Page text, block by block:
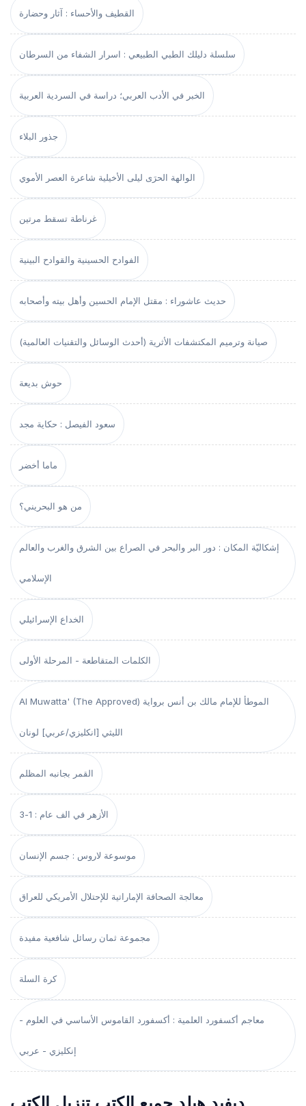
القطيف والأحساء : آثار وحضارة
سلسلة دليلك الطبي الطبيعي : اسرار الشفاء من السرطان
الخبر في الأدب العربي؛ دراسة في السردية العربية
جذور البلاء
الوالهة الحرَى ليلى الأخيلية شاعرة العصر الأموي
غرناطة تسقط مرتين
الفوادح الحسينية والقوادح البينية
حديث عاشوراء : مقتل الإمام الحسين وأهل بيته وأصحابه
صيانة وترميم المكتشفات الأثرية (أحدث الوسائل والتقنيات العالمية)
حوش بديعة
سعود الفيصل : حكاية مجد
ماما أخضر
من هو البحريني؟
إشكاليّة المكان : دور البر والبحر في الصراع بين الشرق والغرب والعالم
الإسلامي
الخداع الإسرائيلي
الكلمات المتقاطعة - المرحلة الأولى
Al Muwatta' (The Approved) الموطأ للإمام مالك بن أنس برواية
الليثي [انكليزي/عربي] لونان
القمر بجانبه المظلم
الأزهر في الف عام : 1-3
موسوعة لاروس : جسم الإنسان
معالجة الصحافة الإماراتية للإحتلال الأمريكي للعراق
مجموعة ثمان رسائل شافعية مفيدة
كرة السلة
معاجم أكسفورد العلمية : أكسفورد القاموس الأساسي في العلوم -
إنكليزي - عربي